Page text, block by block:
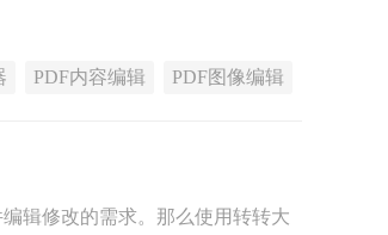
PDF内容编辑 PDF图像编辑
辑修改的需求。那么使用转转大